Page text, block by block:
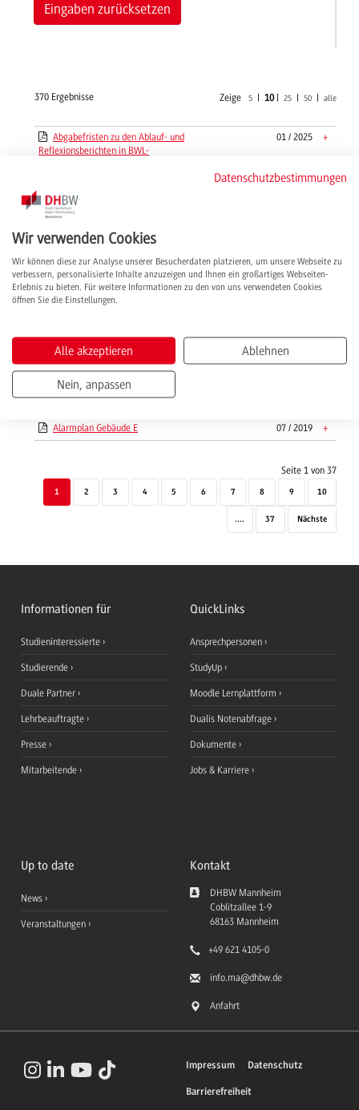
Eingaben zurücksetzen
370 Ergebnisse Zeige 5| 10| 25| 50| alle
Abgabefristen zu den Ablauf- und
Reflexionsberichten in BWL-
01 / 2025 +
Praxisphasen - Studienbereich Wirtschaft
Bankverbindung Formular
Abrechnung Lehr- und Prüfungsvergütung -
Leitfaden inkl. Merkblatt Reisekosten
12 / 2024 +
Abrechnung Prüfungsvergütungen - Formular
Formular
Ada-Schein - Antrag auf Befreiung 06 / 2019
Alarmplan Campus Coblitzallee
Alarmplan Gebäude E 07 / 2019 +
Seite 1 von 37
1 2 3 4 5 6 7 8 9 10
.... 37 Nächste
Informationen für
Studieninteressierte
Studierende
Duale Partner
Lehrbeauftragte
Presse
Mitarbeitende
QuickLinks
Ansprechpersonen
StudyUp
Moodle Lernplattform
Dualis Notenabfrage
Dokumente
Jobs & Karriere
Up to date
News
Veranstaltungen
Kontakt
DHBW Mannheim
Coblitzallee 1-9
68163 Mannheim
+49 621 4105-0
info.ma@dhbw.de
Anfahrt
Impressum Datenschutz
Barrierefreiheit
Datenschutzbestimmungen
Wir verwenden Cookies
Wir können diese zur Analyse unserer Besucherdaten platzieren, um unsere Webseite zu
verbessern, personalisierte Inhalte anzuzeigen und Ihnen ein großartiges Webseiten-
Erlebnis zu bieten. Für weitere Informationen zu den von uns verwendeten Cookies
öffnen Sie die Einstellungen.
Alle akzeptieren Ablehnen
Nein, anpassen